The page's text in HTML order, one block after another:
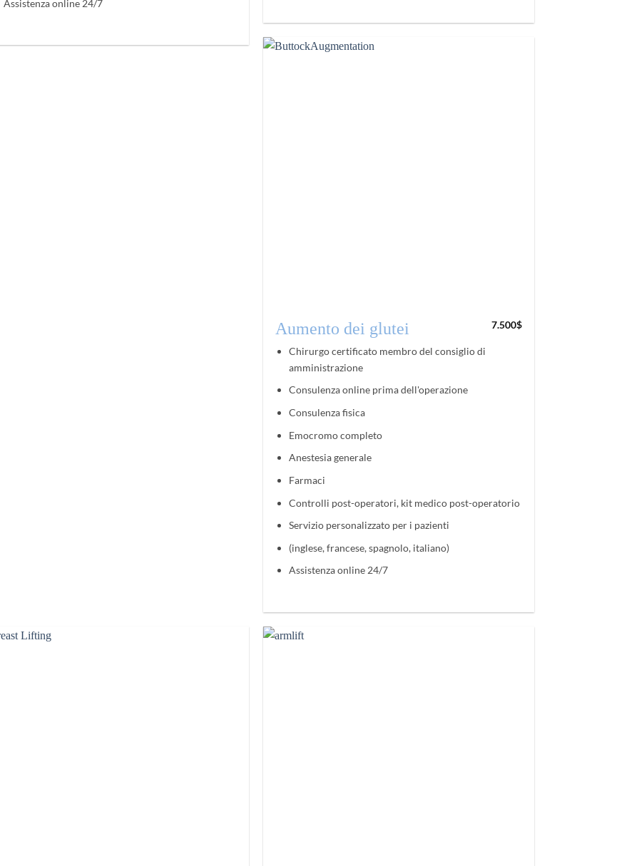
Assistenza online 24/7
Aumento dei glutei 7.500$
Chirurgo certificato membro del consiglio di
amministrazione
Consulenza online prima dell'operazione
Consulenza fisica
Emocromo completo
Anestesia generale
Farmaci
Controlli post-operatori, kit medico post-operatorio
Servizio personalizzato per i pazienti
(inglese, francese, spagnolo, italiano)
Assistenza online 24/7